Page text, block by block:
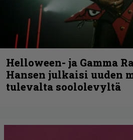
Helloween- ja Gamma
Hansen julkaisi uuden
tulevalta soololevyltä